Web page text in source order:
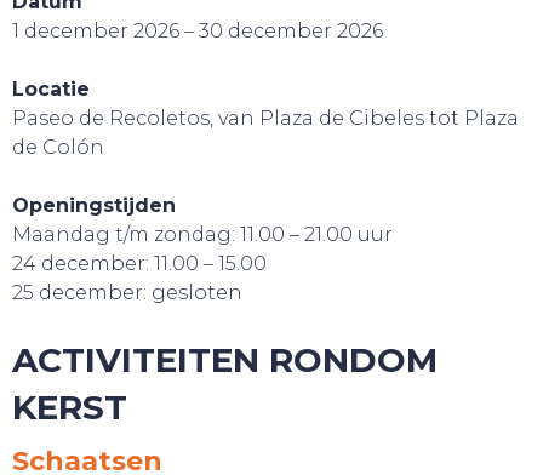
1 december 2026 – 30 december 2026
Locatie
Paseo de Recoletos, van Plaza de Cibeles tot Plaza
de Colón
Openingstijden
Maandag t/m zondag: 11.00 – 21.00 uur
24 december: 11.00 – 15.00
25 december: gesloten
ACTIVITEITEN RONDOM
KERST
Schaatsen